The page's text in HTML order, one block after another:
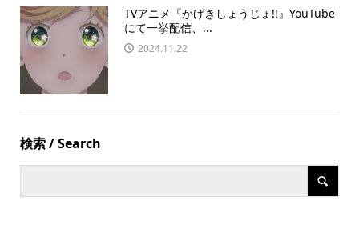
TVアニメ『かげきしょうじょ!!』YouTube
にて一挙配信、...
2024.11.22
検索 / Search